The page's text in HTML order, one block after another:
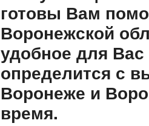
готовы Вам
Воронежской
удобное для
определится с
Воронеже и
время.